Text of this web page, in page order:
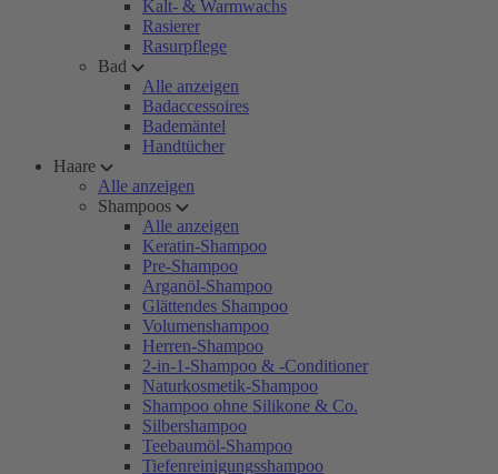
Kalt- & Warmwachs
Rasierer
Rasurpflege
Bad
Alle anzeigen
Badaccessoires
Bademäntel
Handtücher
Haare
Alle anzeigen
Shampoos
Alle anzeigen
Keratin-Shampoo
Pre-Shampoo
Arganöl-Shampoo
Glättendes Shampoo
Volumenshampoo
Herren-Shampoo
2-in-1-Shampoo & -Conditioner
Naturkosmetik-Shampoo
Shampoo ohne Silikone & Co.
Silbershampoo
Teebaumöl-Shampoo
Tiefenreinigungsshampoo